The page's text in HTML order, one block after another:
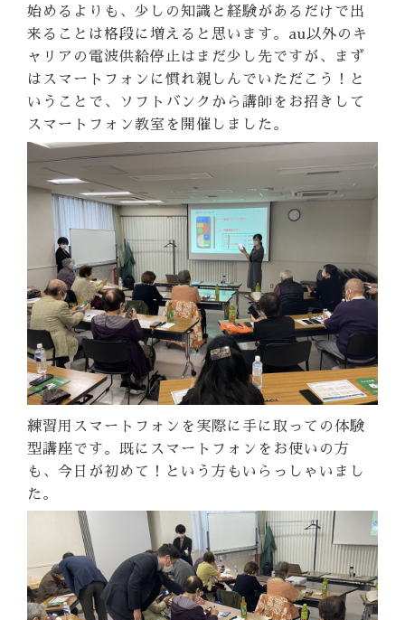
始めるよりも、少しの知識と経験があるだけで出
来ることは格段に増えると思います。 au以外のキ
ャリアの電波供給停止はまだ少し先ですが、まず
はスマートフォンに慣れ親しんでいただこう！と
いうことで、ソフトバンクから講師をお招きして
スマートフォン教室を開催しました。
練習用スマートフォンを実際に手に取っての体験
型講座です。既にスマートフォンをお使いの方
も、今日が初めて！という方もいらっしゃいまし
た。